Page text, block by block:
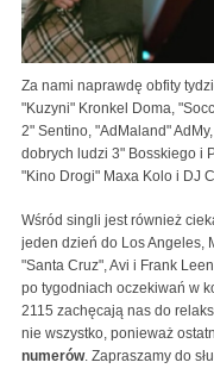
Za nami naprawdę obfity
"Kuzyni" Kronkel Doma,
2" Sentino, "AdMaland"
dobrych ludzi 3" Bosskiego i
"Kino Drogi" Maxa Kolo i DJ
Wśród singli jest również
jeden dzień do Los Angeles,
"Santa Cruz", Avi i Frank
po tygodniach oczekiwań w
2115 zachęcają nas do
nie wszystko, ponieważ
numerów. Zapraszamy do